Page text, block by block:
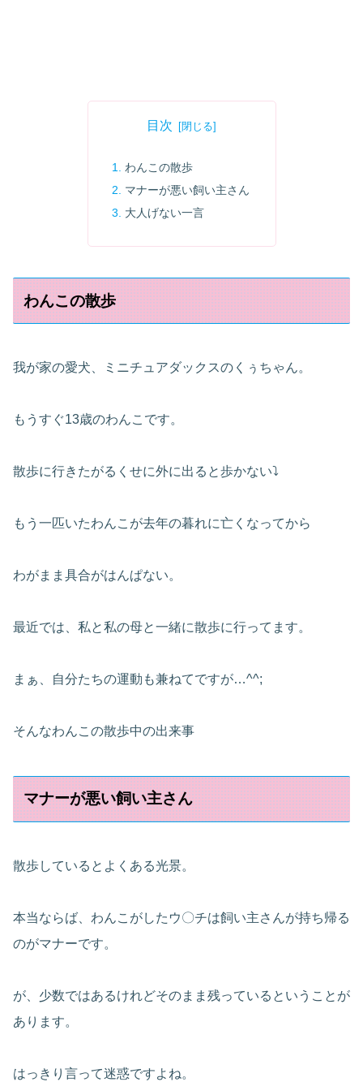
目次
わんこの散歩
マナーが悪い飼い主さん
大人げない一言
わんこの散歩
我が家の愛犬、ミニチュアダックスのくぅちゃん。
もうすぐ13歳のわんこです。
散歩に行きたがるくせに外に出ると歩かない⤵
もう一匹いたわんこが去年の暮れに亡くなってから
わがまま具合がはんぱない。
最近では、私と私の母と一緒に散歩に行ってます。
まぁ、自分たちの運動も兼ねてですが…^^;
そんなわんこの散歩中の出来事
マナーが悪い飼い主さん
散歩しているとよくある光景。
本当ならば、わんこがしたウ〇チは飼い主さんが持ち帰る
のがマナーです。
が、少数ではあるけれどそのまま残っているということが
あります。
はっきり言って迷惑ですよね。